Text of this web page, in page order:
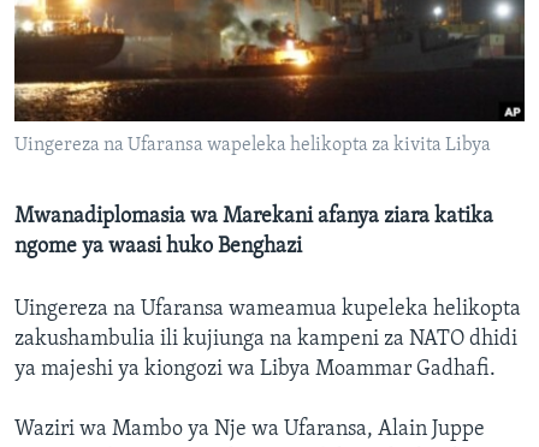
Uingereza na Ufaransa wapeleka helikopta za kivita Libya
Mwanadiplomasia wa Marekani afanya ziara katika
ngome ya waasi huko Benghazi
Uingereza na Ufaransa wameamua kupeleka helikopta
zakushambulia ili kujiunga na kampeni za NATO dhidi
ya majeshi ya kiongozi wa Libya Moammar Gadhafi.
Waziri wa Mambo ya Nje wa Ufaransa, Alain Juppe